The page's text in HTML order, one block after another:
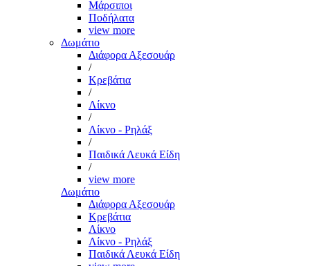
Μάρσιποι
Ποδήλατα
view more
Δωμάτιο
Διάφορα Αξεσουάρ
/
Κρεβάτια
/
Λίκνο
/
Λίκνο - Ρηλάξ
/
Παιδικά Λευκά Είδη
/
view more
Δωμάτιο
Διάφορα Αξεσουάρ
Κρεβάτια
Λίκνο
Λίκνο - Ρηλάξ
Παιδικά Λευκά Είδη